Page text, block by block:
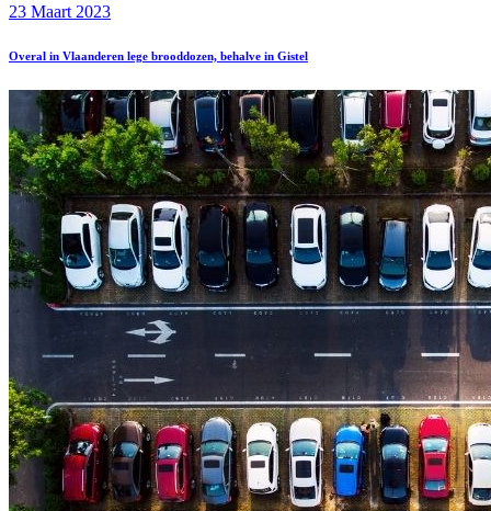
23 Maart 2023
Overal in Vlaanderen lege brooddozen, behalve in Gistel